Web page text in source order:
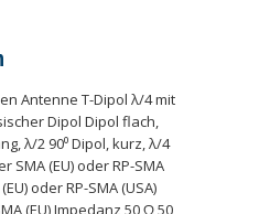
Antenne T-Dipol λ/4 mit
Dipol Dipol flach,
λ/2 90⁰ Dipol, kurz, λ/4
SMA (EU) oder RP-SMA
oder RP-SMA (USA)
(EU) Impedanz 50 Ω 50